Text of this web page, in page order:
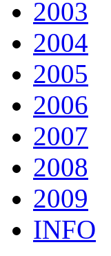
2003
2004
2005
2006
2007
2008
2009
INFO